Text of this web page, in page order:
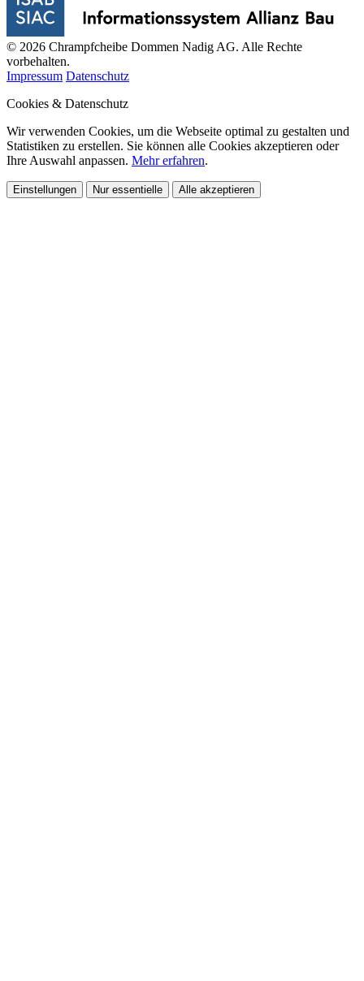
© 2026 Chrampfcheibe Dommen Nadig AG. Alle Rechte
vorbehalten.
Impressum Datenschutz
Cookies & Datenschutz
Wir verwenden Cookies, um die Webseite optimal zu gestalten und
Statistiken zu erstellen. Sie können alle Cookies akzeptieren oder
Ihre Auswahl anpassen. Mehr erfahren.
Einstellungen Nur essentielle Alle akzeptieren